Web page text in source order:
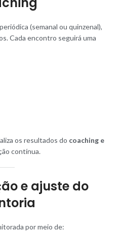
(semanal ou quinzenal),
Cada encontro seguirá uma
os resultados do coaching e
contínua.
e ajuste do
por meio de: